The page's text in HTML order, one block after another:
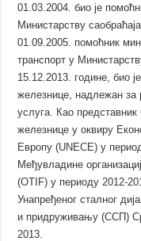
01.03.2004. био је
Министарству
01.09.2005. помоћник
транспорт у
15.12.2013. године, био
железнице, надлежан за
услуга. Као представник
железнице у оквиру
Европу (UNECE) у
Међувладине
(OTIF) у периоду 2012-
Унапређеног сталног
и придруживању (ССП)
2013.